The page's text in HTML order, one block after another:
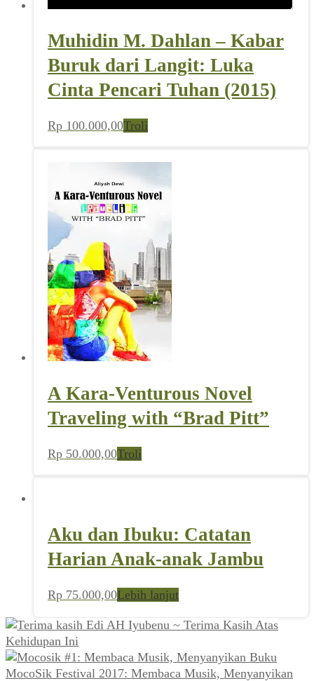
Muhidin M. Dahlan – Kabar
Buruk dari Langit: Luka
Cinta Pencari Tuhan (2015)
Rp 100.000,00Troli
A Kara-Venturous Novel
Traveling with “Brad Pitt”
Rp 50.000,00Troli
Aku dan Ibuku: Catatan
Harian Anak-anak Jambu
Rp 75.000,00Lebih lanjut
Edi AH Iyubenu ~ Terima Kasih Atas
Kehidupan Ini
MocoSik Festival 2017: Membaca Musik, Menyanyikan